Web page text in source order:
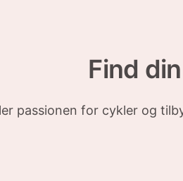
Find
passionen for cykler og